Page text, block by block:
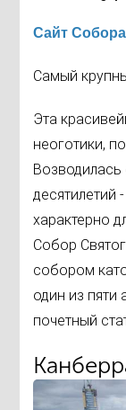
Сайт
Самый
Эта
неоготики,
десятилетий
характерно
Собор
собором
один из пяти
почетный